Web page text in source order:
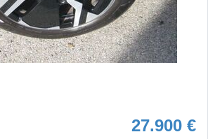
27.900 €